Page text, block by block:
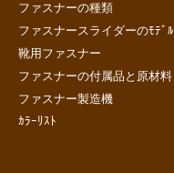
ファスナーの種類
ファスナースライダーのﾓﾃﾞﾙ
靴用ファスナー
ファスナーの付属品と原材料
ファスナー製造機
ｶﾗｰﾘｽﾄ